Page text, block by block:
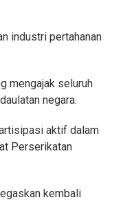
industri pertahanan
mengajak seluruh
negara.
aktif dalam
Perserikatan
kembali